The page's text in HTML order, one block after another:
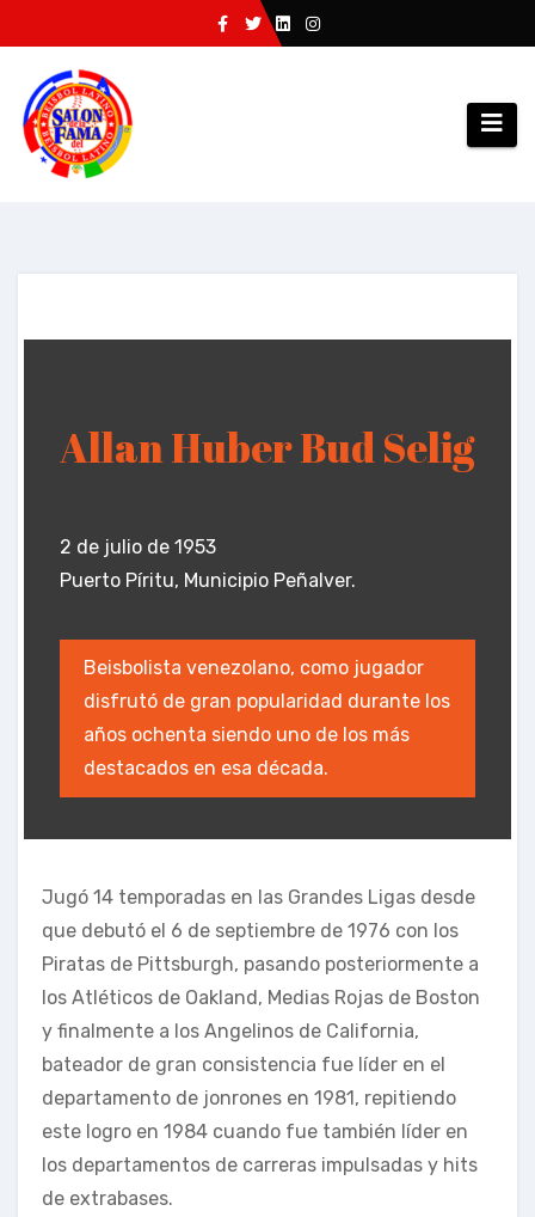
al
contenido
Allan Huber Bud Selig
2 de julio de 1953
Puerto Píritu, Municipio Peñalver.
Beisbolista venezolano, como jugador
disfrutó de gran popularidad durante los
años ochenta siendo uno de los más
destacados en esa década.
Jugó 14 temporadas en las Grandes Ligas desde
que debutó el 6 de septiembre de 1976 con los
Piratas de Pittsburgh, pasando posteriormente a
los Atléticos de Oakland, Medias Rojas de Boston
y finalmente a los Angelinos de California,
bateador de gran consistencia fue líder en el
departamento de jonrones en 1981, repitiendo
este logro en 1984 cuando fue también líder en
los departamentos de carreras impulsadas y hits
de extrabases.